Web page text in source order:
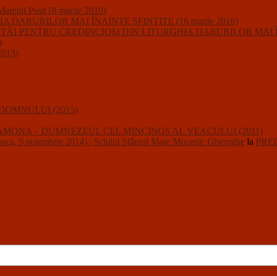
Post(18 martie 2010)
DARURILOR MAI ÎNAINTE SFINŢITE (16 martie 2016)
PENTRU CREDINCIOŞI DIN LITURGHIA DARURILOR
(2015)
– DUMNEZEUL CEL MINCINOS AL VEACULUI (2011)
9 noiembrie 2014) | Schitul Sfântul Mare Mucenic Gheorghe la